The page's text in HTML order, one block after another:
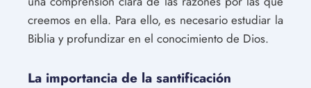
creemos en ella. Para ello, es necesario estudiar la
Biblia y profundizar en el conocimiento de Dios.
La importancia de la santificación